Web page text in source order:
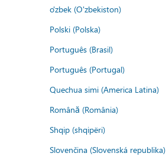
o'zbek (O'zbekiston)
Polski (Polska)
Português (Brasil)
Português (Portugal)
Quechua simi (America Latina)
Română (România)
Shqip (shqipëri)
Slovenčina (Slovenská republika)